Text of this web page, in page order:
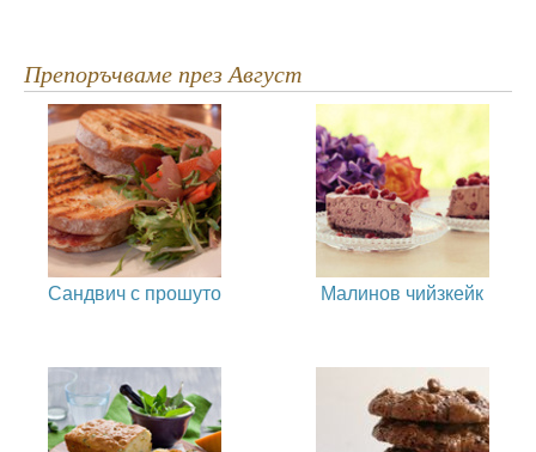
Препоръчваме през Август
Сандвич с прошуто Малинов чийзкейк